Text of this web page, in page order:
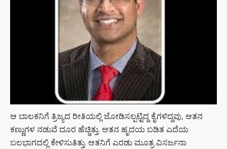
ಆ ಬಾಲಕನಿಗೆ ತ್ರಿಜ್ಯದ ರೀತಿಯಲ್ಲಿ ಜೋಡಿಸಲ್ಪಟ್ಟಿದ್ದ ಕೈಗಳಿದ್ದವು, ಆತನ
ಕಣ್ಣುಗಳ ನಡುವೆ ದೂರ ಹೆಚ್ಚಿತ್ತು. ಆತನ ಹೃದಯ ಬಡಿತ ಎದೆಯ
ಬಲಭಾಗದಲ್ಲಿ ಕೇಳಿಸುತಿತ್ತು. ಆತನಿಗೆ ಎರಡು ಮೂತ್ರ ವಿಸರ್ಜನಾ